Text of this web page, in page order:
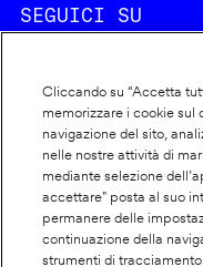
SEGUICI SU
Footer
info
Cookie policy
Dichiarazione di
Privacy
Cliccando su “Accetta
memorizzare i cookie sul
navigazione del sito,
nelle nostre attività di
mediante selezione
accettare" posta al suo
permanere delle
continuazione della
strumenti di